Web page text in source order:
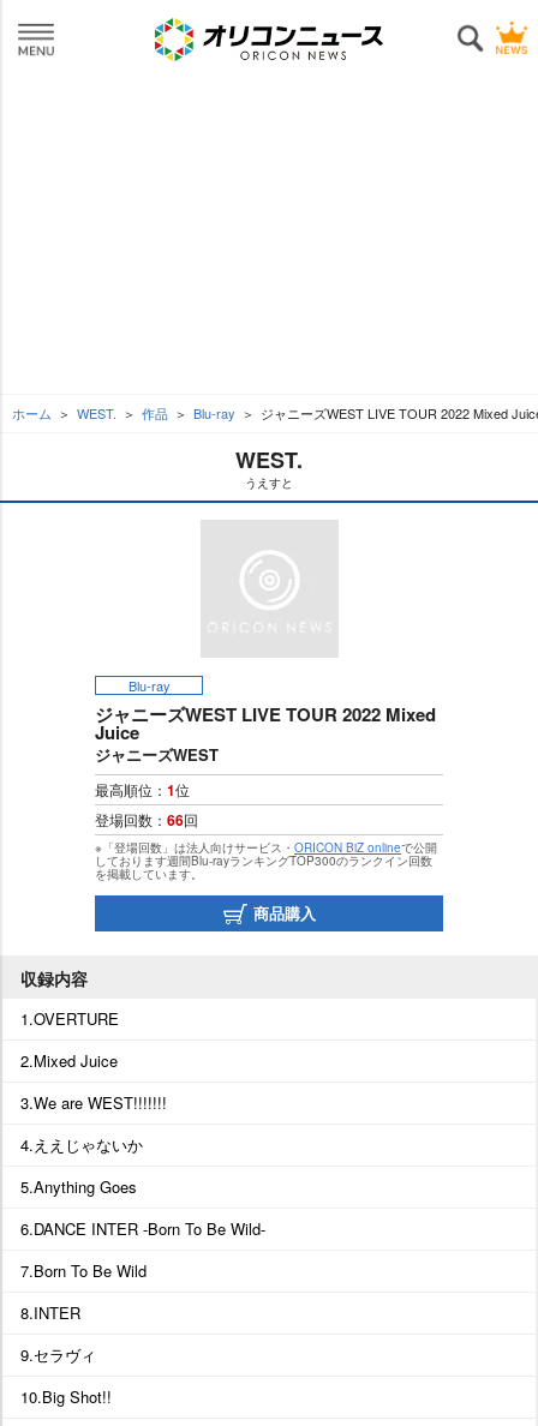
ホーム WEST. 作品 Blu-ray ジャニーズWEST LIVE TOUR 2022 Mixed
WEST.
うえすと
Blu-ray
ジャニーズWEST LIVE TOUR 2022 Mixed
Juice
ジャニーズWEST
最高順位： 1位
登場回数： 66回
※「登場回数」は法人向けサービス・ ORICON BiZ onlineで公開
しております週間Blu-rayランキングTOP300のランクイン回数
を掲載しています。
商品購入
収録内容
1.OVERTURE
2.Mixed Juice
3.We are WEST!!!!!!!
4.ええじゃないか
5.Anything Goes
6.DANCE INTER -Born To Be Wild-
7.Born To Be Wild
8.INTER
9.セラヴィ
10.Big Shot!!